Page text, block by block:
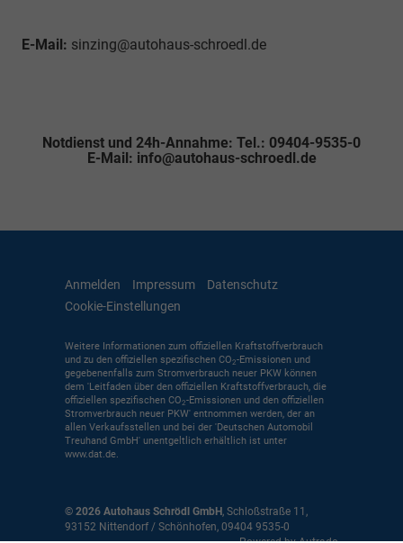
E-Mail: sinzing@autohaus-schroedl.de
Notdienst und 24h-Annahme: Tel.: 09404-9535-0
E-Mail: info@autohaus-schroedl.de
Anmelden Impressum
Datenschutz
Cookie-Einstellungen
Weitere Informationen zum offiziellen Kraftstoffverbrauch
und zu den offiziellen spezifischen CO2-Emissionen und
gegebenenfalls zum Stromverbrauch neuer PKW können
dem 'Leitfaden über den offiziellen Kraftstoffverbrauch, die
offiziellen spezifischen CO2-Emissionen und den offiziellen
Stromverbrauch neuer PKW' entnommen werden, der an
allen Verkaufsstellen und bei der 'Deutschen Automobil
Treuhand GmbH' unentgeltlich erhältlich ist unter
www.dat.de.
© 2026 Autohaus Schrödl GmbH, Schloßstraße 11 ,
93152 Nittendorf / Schönhofen, 09404 9535-0